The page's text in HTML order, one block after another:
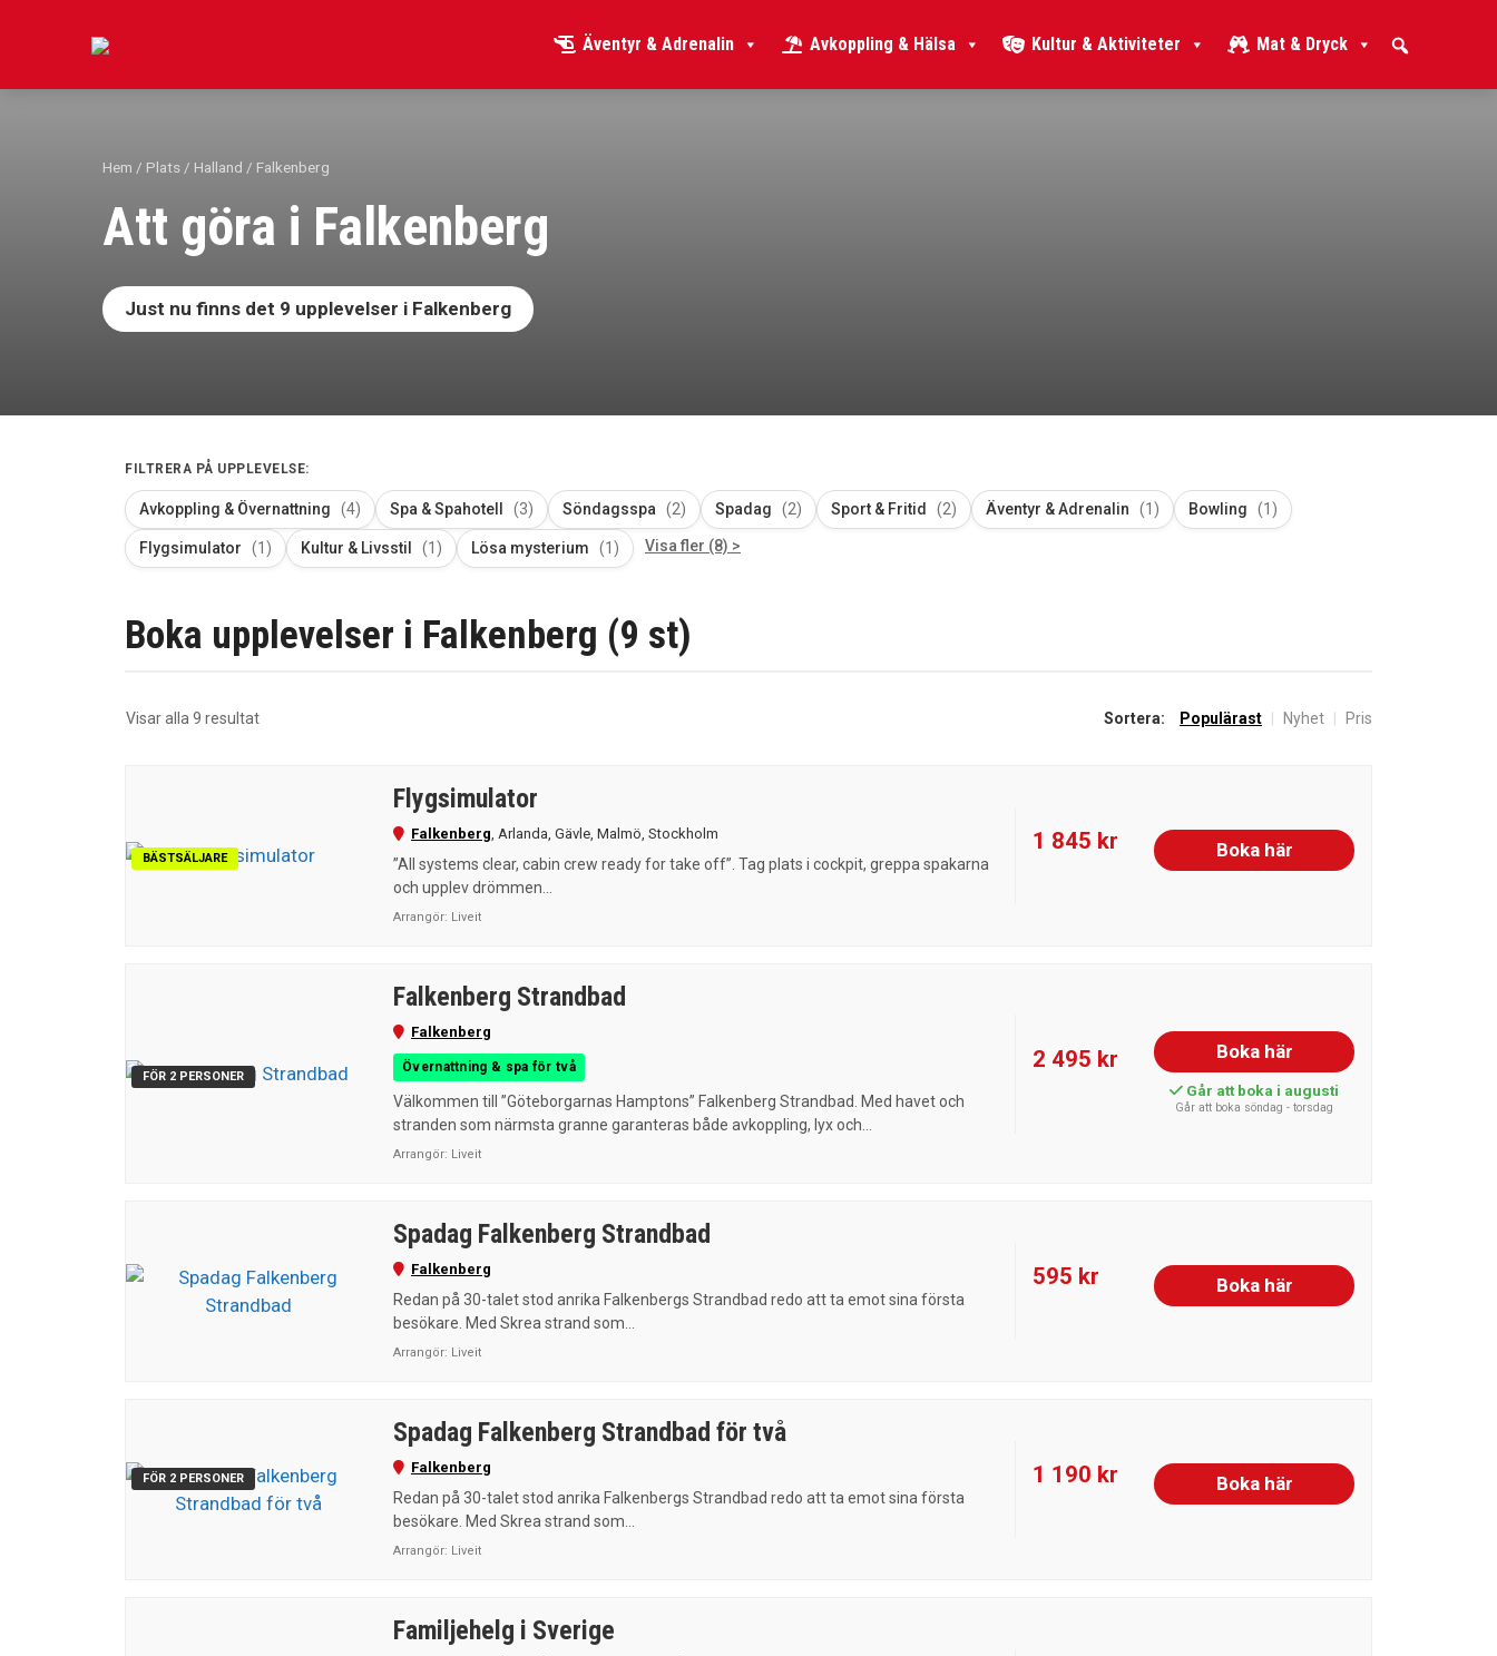
Äventyr & Adrenalin Avkoppling & Hälsa Kultur & Aktiviteter Mat & Dryck
Hem / Plats / Halland / Falkenberg
Att göra i Falkenberg
Just nu finns det 9 upplevelser i Falkenberg
FILTRERA PÅ UPPLEVELSE:
Avkoppling & Övernattning (4) Spa & Spahotell (3) Söndagsspa (2) Spadag (2) Sport & Fritid (2) Äventyr & Adrenalin (1) Bowling (1)
Flygsimulator (1) Kultur & Livsstil (1) Lösa mysterium (1) Visa fler (8) >
Boka upplevelser i Falkenberg (9 st)
Visar alla 9 resultatSortera
Sortera: Populärast Nyhet Pris
BÄSTSÄLJARE
Flygsimulator
Falkenberg, Arlanda, Gävle, Malmö, Stockholm
”All systems clear, cabin crew ready for take off”. Tag plats i cockpit, greppa spakarna
och upplev drömmen...
Arrangör: Liveit
1 845 kr Boka här
FÖR 2 PERSONER
Falkenberg Strandbad
Falkenberg
Övernattning & spa för två
Välkommen till ”Göteborgarnas Hamptons” Falkenberg Strandbad. Med havet och
stranden som närmsta granne garanteras både avkoppling, lyx och...
Arrangör: Liveit
2 495 kr Boka här
Går att boka i augusti
Går att boka söndag - torsdag
Spadag Falkenberg Strandbad
Falkenberg
Redan på 30-talet stod anrika Falkenbergs Strandbad redo att ta emot sina första
besökare. Med Skrea strand som...
Arrangör: Liveit
595 kr Boka här
FÖR 2 PERSONER
Spadag Falkenberg Strandbad för två
Falkenberg
Redan på 30-talet stod anrika Falkenbergs Strandbad redo att ta emot sina första
besökare. Med Skrea strand som...
Arrangör: Liveit
1 190 kr Boka här
Familjehelg i Sverige